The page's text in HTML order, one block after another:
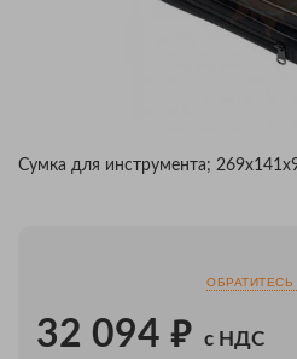
Сумка для инструмента;
32 094 ₽ с НДС